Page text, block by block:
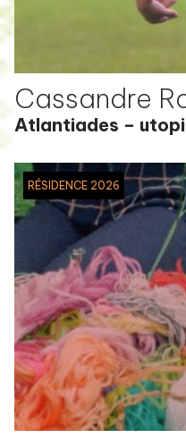
Cassandre
Atlantiades –
RÉSIDENCE 2026